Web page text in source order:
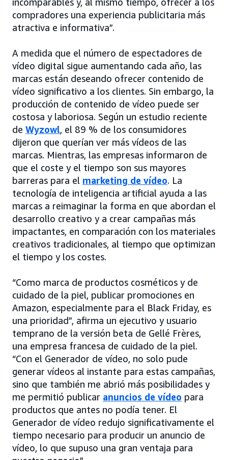
compradores una experiencia publicitaria más
atractiva e informativa”.
A medida que el número de espectadores de
vídeo digital sigue aumentando cada año, las
marcas están deseando ofrecer contenido de
vídeo significativo a los clientes. Sin embargo, la
producción de contenido de vídeo puede ser
costosa y laboriosa. Según un estudio reciente
de Wyzowl, el 89 % de los consumidores
dijeron que querían ver más vídeos de las
marcas. Mientras, las empresas informaron de
que el coste y el tiempo son sus mayores
barreras para el marketing de vídeo. La
tecnología de inteligencia artificial ayuda a las
marcas a reimaginar la forma en que abordan el
desarrollo creativo y a crear campañas más
impactantes, en comparación con los materiales
creativos tradicionales, al tiempo que optimizan
el tiempo y los costes.
“Como marca de productos cosméticos y de
cuidado de la piel, publicar promociones en
Amazon, especialmente para el Black Friday, es
una prioridad”, afirma un ejecutivo y usuario
temprano de la versión beta de Gellé Frères,
una empresa francesa de cuidado de la piel.
“Con el Generador de vídeo, no solo pude
generar vídeos al instante para estas campañas,
sino que también me abrió más posibilidades y
me permitió publicar anuncios de vídeo para
productos que antes no podía tener. El
Generador de vídeo redujo significativamente el
tiempo necesario para producir un anuncio de
vídeo, lo que supuso una gran ventaja para